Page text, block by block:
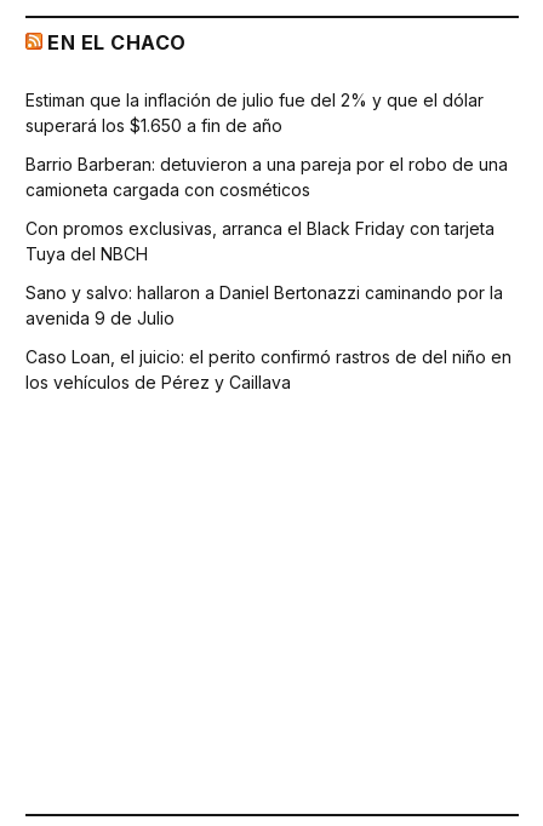
EN EL CHACO
Estiman que la inflación de julio fue del 2% y que el dólar
superará los $1.650 a fin de año
Barrio Barberan: detuvieron a una pareja por el robo de una
camioneta cargada con cosméticos
Con promos exclusivas, arranca el Black Friday con tarjeta
Tuya del NBCH
Sano y salvo: hallaron a Daniel Bertonazzi caminando por la
avenida 9 de Julio
Caso Loan, el juicio: el perito confirmó rastros de del niño en
los vehículos de Pérez y Caillava